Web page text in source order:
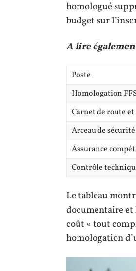
homologué
budget sur
A lire
Poste
Homologation
Carnet de route
Arceau de sécurité
Assurance
Contrôle
Le tableau
documentaire et
coût « tout
homologation